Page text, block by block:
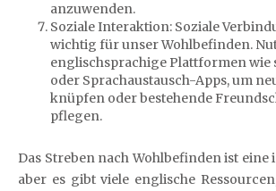
anzuwenden.
Soziale Interaktion: Soziale
wichtig für unser Wohlbefinden.
englischsprachige Plattformen wie
oder Sprachaustausch-Apps, um
knüpfen oder bestehende
pflegen.
Das Streben nach Wohlbefinden ist eine
aber es gibt viele englische